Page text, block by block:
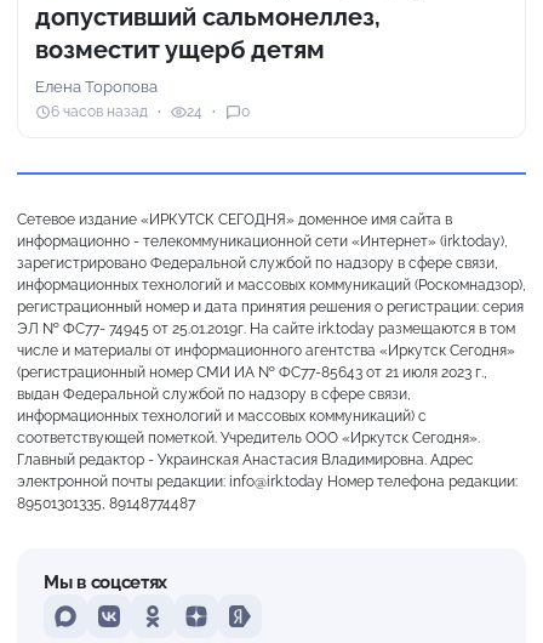
допустивший сальмонеллез,
возместит ущерб детям
Елена Торопова
6 часов назад 24 0
Сетевое издание «ИРКУТСК СЕГОДНЯ» доменное имя сайта в
информационно - телекоммуникационной сети «Интернет» (irk.today),
зарегистрировано Федеральной службой по надзору в сфере связи,
информационных технологий и массовых коммуникаций (Роскомнадзор),
регистрационный номер и дата принятия решения о регистрации: серия
ЭЛ № ФС77- 74945 от 25.01.2019г. На сайте irk.today размещаются в том
числе и материалы от информационного агентства «Иркутск Сегодня»
(регистрационный номер СМИ ИА № ФС77-85643 от 21 июля 2023 г.,
выдан Федеральной службой по надзору в сфере связи,
информационных технологий и массовых коммуникаций) с
соответствующей пометкой. Учредитель ООО «Иркутск Сегодня».
Главный редактор - Украинская Анастасия Владимировна. Адрес
электронной почты редакции: info@irk.today Номер телефона редакции:
89501301335, 89148774487
Мы в соцсетях
MAXVKontakteOdnoklassniki
DzenYandex